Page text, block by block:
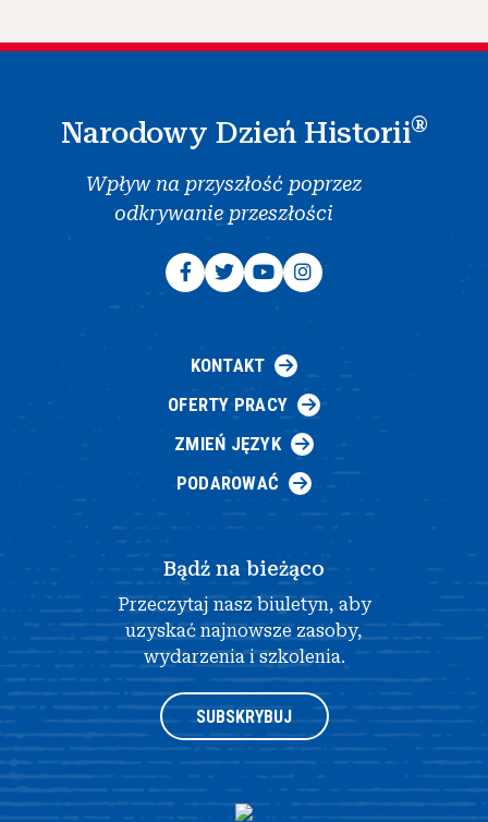
Narodowy Dzień Historii®
Wpływ na przyszłość poprzez
odkrywanie przeszłości
KONTAKT
OFERTY PRACY
ZMIEŃ JĘZYK
PODAROWAĆ
Bądź na bieżąco
Przeczytaj nasz biuletyn, aby
uzyskać najnowsze zasoby,
wydarzenia i szkolenia.
SUBSKRYBUJ